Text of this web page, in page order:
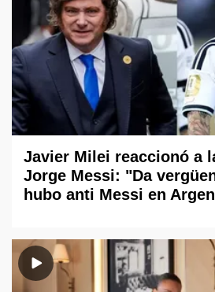
Javier Milei reaccionó a
Jorge Messi: "Da
hubo anti Messi en